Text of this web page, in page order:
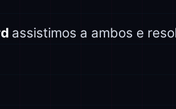
assistimos a ambos e